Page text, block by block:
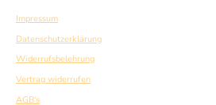
Impressum
Datenschutzerklärung
Widerrufsbelehrung
Vertrag widerrufen
AGB's